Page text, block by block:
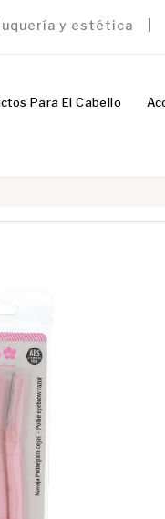
y estética |
Para El Cabello